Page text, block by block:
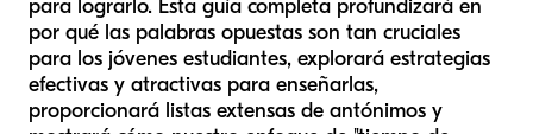
para lograrlo. Esta guía completa profundizará en
por qué las palabras opuestas son tan cruciales
para los jóvenes estudiantes, explorará estrategias
efectivas y atractivas para enseñarlas,
proporcionará listas extensas de antónimos y